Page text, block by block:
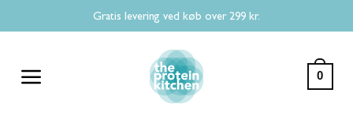
Gratis levering ved køb over 299 kr.
0